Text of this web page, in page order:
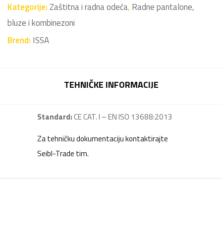
Kategorije:Zaštitna i radna odeća,Radne pantalone,
bluze i kombinezoni
Brend: ISSA
TEHNIČKE INFORMACIJE
Standard:CE CAT. I – EN ISO 13688:2013
Za tehničku dokumentaciju kontaktirajte
Seibl-Trade tim.